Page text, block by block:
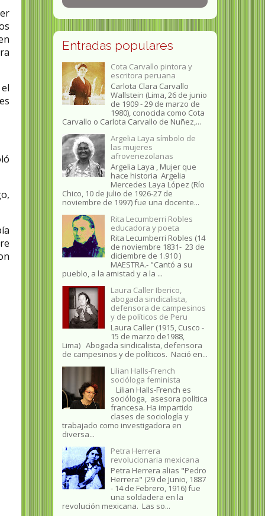
Entradas populares
Cota Carvallo pintora y
escritora peruana
Carlota Clara Carvallo
Wallstein (Lima, 26 de junio
de 1909 - 29 de marzo de
1980), conocida como Cota
Carvallo o Carlota Carvallo de Nuñez,...
Argelia Laya símbolo de
las mujeres
afrovenezolanas
Argelia Laya , Mujer que
hace historia Argelia
Mercedes Laya López (Río
Chico, 10 de julio de 1926-27 de
noviembre de 1997) fue una docente...
Rita Lecumberri Robles
educadora y poeta
Rita Lecumberri Robles (14
de noviembre 1831- 23 de
diciembre de 1.910 )
MAESTRA.- "Cantó a su
pueblo, a la amistad y a la ...
Laura Caller Iberico,
abogada sindicalista,
defensora de campesinos
y de políticos de Peru
Laura Caller (1915, Cusco -
15 de marzo de1988,
Lima) Abogada sindicalista, defensora
de campesinos y de políticos. Nació en...
Lilian Halls-French
socióloga feminista
Lilian Halls-French es
socióloga, asesora política
francesa. Ha impartido
clases de sociología y
trabajado como investigadora en
diversa...
Petra Herrera
revolucionaria mexicana
Petra Herrera alias "Pedro
Herrera" (29 de Junio, 1887
- 14 de Febrero, 1916) fue
una soldadera en la
revolución mexicana. Las so...